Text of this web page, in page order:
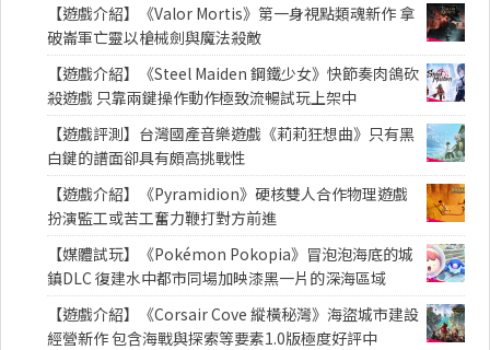
【遊戲介紹】《Valor Mortis》第一身視點類魂新作 拿
破崙軍亡靈以槍械劍與魔法殺敵
【遊戲介紹】《Steel Maiden 鋼鐵少女》快節奏肉鴿砍
殺遊戲 只靠兩鍵操作動作極致流暢試玩上架中
【遊戲評測】台灣國產音樂遊戲《莉莉狂想曲》只有黑
白鍵的譜面卻具有頗高挑戰性
【遊戲介紹】《Pyramidion》硬核雙人合作物理遊戲
扮演監工或苦工奮力鞭打對方前進
【媒體試玩】《Pokémon Pokopia》冒泡泡海底的城
鎮DLC 復建水中都市同場加映漆黑一片的深海區域
【遊戲介紹】《Corsair Cove 縱橫秘灣》海盜城市建設
經營新作 包含海戰與探索等要素1.0版極度好評中